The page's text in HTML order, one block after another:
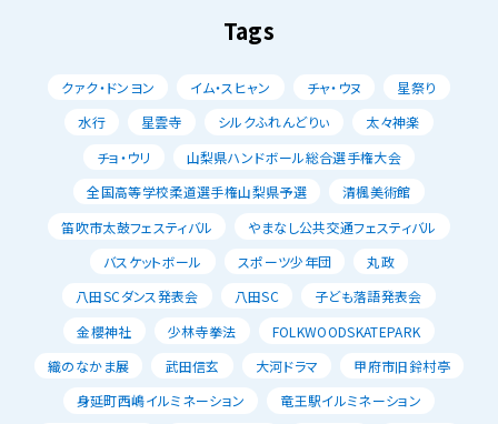
Tags
クァク・ドンヨン イム・スヒャン チャ・ウヌ
星祭り
水行
星雲寺 シルクふれんどりぃ
太々神楽
チョ・ウリ
山梨県ハンドボール総合選手権大会
全国高等学校柔道選手権山梨県予選
清楓美術館
笛吹市太鼓フェスティバル
やまなし公共交通フェスティバル
バスケットボール
スポーツ少年団
丸政
八田SCダンス発表会
八田SC
子ども落語発表会
金櫻神社
少林寺拳法
FOLKWOODSKATEPARK
織のなかま展
武田信玄 大河ドラマ
甲府市旧鈴村亭
身延町西嶋イルミネーション
竜王駅イルミネーション